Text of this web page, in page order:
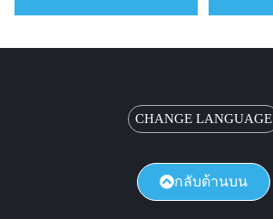
CHANGE LANGUAGE
กลับด้านบน